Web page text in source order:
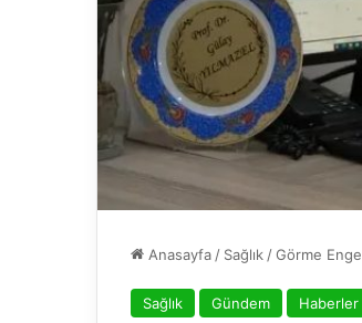
Anasayfa / Sağlık /Görme
Sağlık Gündem Haberler